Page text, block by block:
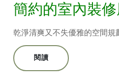
簡約的室內裝
乾淨清爽又不失優雅的空間規
閱讀